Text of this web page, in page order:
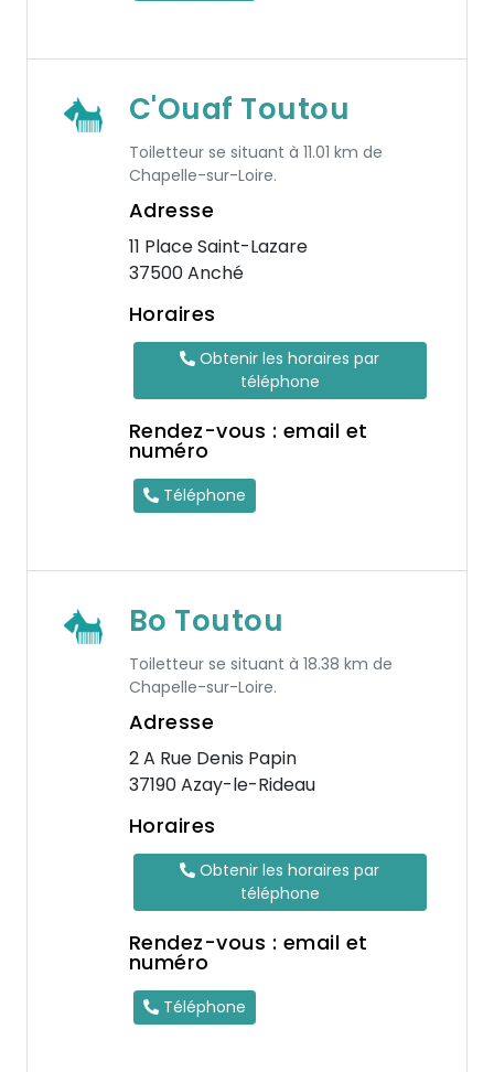
C'Ouaf Toutou
Toiletteur se situant à 11.01 km de
Chapelle-sur-Loire.
Adresse
11 Place Saint-Lazare
37500 Anché
Horaires
Obtenir les horaires par
téléphone
Rendez-vous : email et
numéro
Téléphone
Bo Toutou
Toiletteur se situant à 18.38 km de
Chapelle-sur-Loire.
Adresse
2 A Rue Denis Papin
37190 Azay-le-Rideau
Horaires
Obtenir les horaires par
téléphone
Rendez-vous : email et
numéro
Téléphone